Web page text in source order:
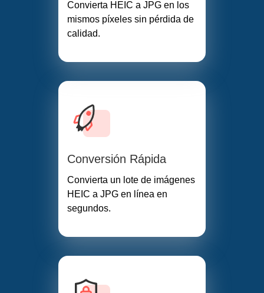
Convierta HEIC a JPG en los
mismos píxeles sin pérdida de
calidad.
Conversión Rápida
Convierta un lote de imágenes
HEIC a JPG en línea en
segundos.